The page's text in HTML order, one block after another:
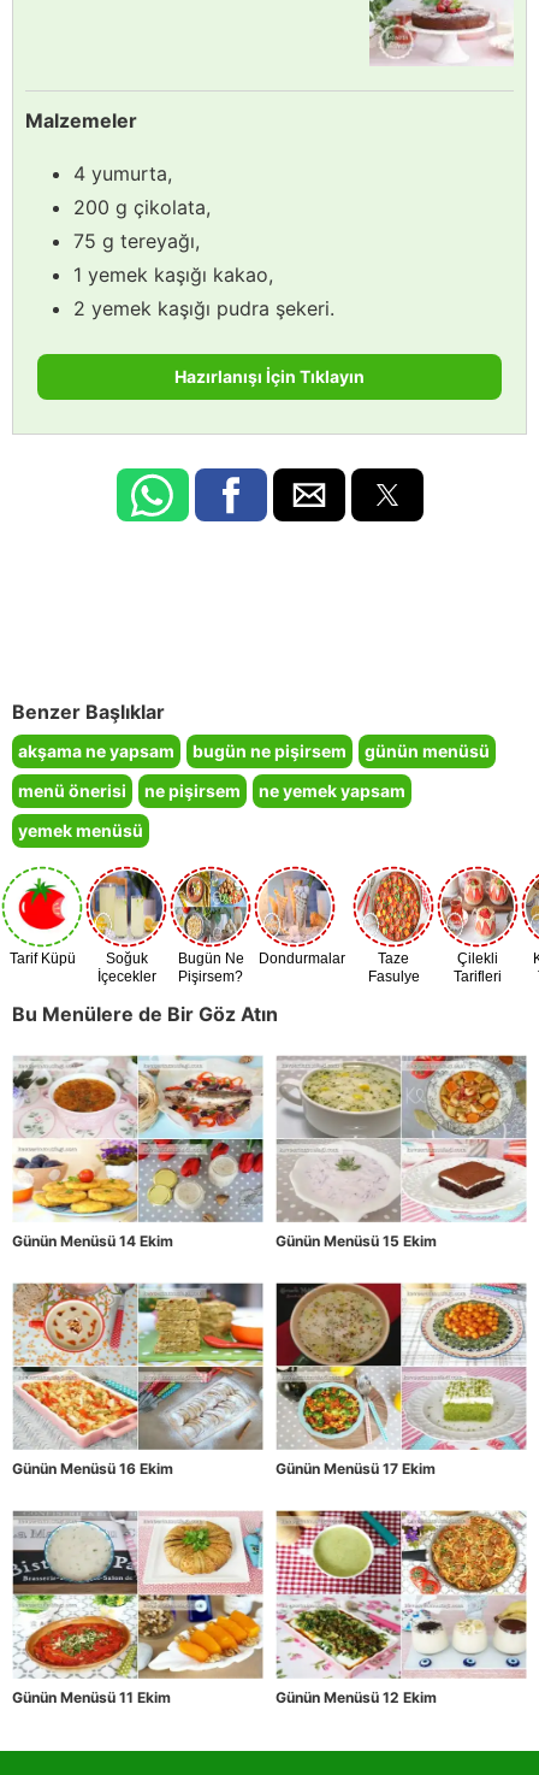
Malzemeler
4 yumurta,
200 g çikolata,
75 g tereyağı,
1 yemek kaşığı kakao,
2 yemek kaşığı pudra şekeri.
Hazırlanışı İçin Tıklayın
Benzer Başlıklar
akşama ne yapsam bugün ne pişirsem
günün menüsü
menü önerisi
ne pişirsem
ne yemek yapsam
yemek menüsü
Tarif Küpü
Soğuk
İçecekler
Bugün Ne
Pişirsem?
Dondurmalar
Taze
Fasulye
Çilekli
Tarifleri
Bu Menülere de Bir Göz Atın
Günün Menüsü 14 Ekim Günün Menüsü 15 Ekim
Günün Menüsü 16 Ekim Günün Menüsü 17 Ekim
Günün Menüsü 11 Ekim Günün Menüsü 12 Ekim